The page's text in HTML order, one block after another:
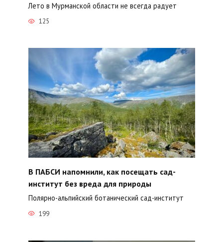
Лето в Мурманской области не всегда радует
125
В ПАБСИ напомнили, как посещать сад-
институт без вреда для природы
Полярно-альпийский ботанический сад-институт
199